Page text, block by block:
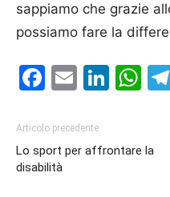
sappiamo che grazie
possiamo fare la
Facebook
Email
Articolo precedente
Lo sport per affrontare la
disabilità